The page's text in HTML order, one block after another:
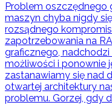
Problem oszczędnego
maszyn chyba nigdy
rozsądnego
zapotrzebowania na
graficznego,
możliwości i ponownie
zastanawiamy się nad
otwartej architektury
problemu. Gorzej, gdy